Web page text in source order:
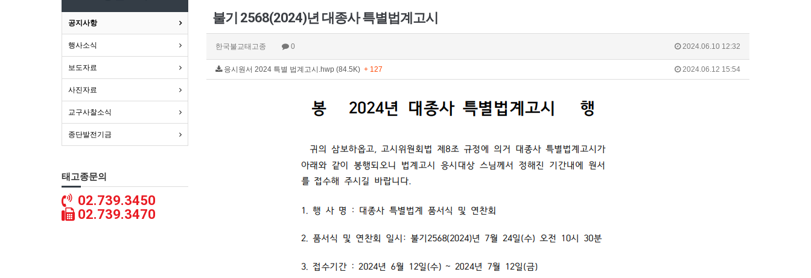
불기 2568(2024)년 대종사 특별법계고시
한국불교태고종 0 2024.06.10 12:32
2024.06.12 15:54
응시원서 2024 특별 법계고시.hwp (84.5K) + 127
공지사항
행사소식
보도자료
사진자료
교구사찰소식
종단발전기금
태고종문의
02.739.3450
02.739.3470